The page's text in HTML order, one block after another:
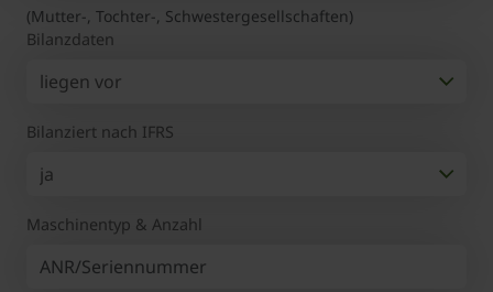
(Mutter-, Tochter-, Schwestergesellschaften)
Bilanzdaten
Bilanziert nach IFRS
Maschinentyp & Anzahl